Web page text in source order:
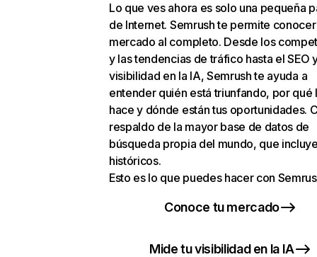
Lo que ves ahora es solo una pequeña
de Internet. Semrush te permite
mercado al completo. Desde los
y las tendencias de tráfico hasta el SEO
visibilidad en la IA, Semrush te ayuda a
entender quién está triunfando, por qué
hace y dónde están tus oportunidades.
respaldo de la mayor base de datos de
búsqueda propia del mundo, que
históricos.
Esto es lo que puedes hacer con
Conoce tu mercado
Mide tu visibilidad en la IA